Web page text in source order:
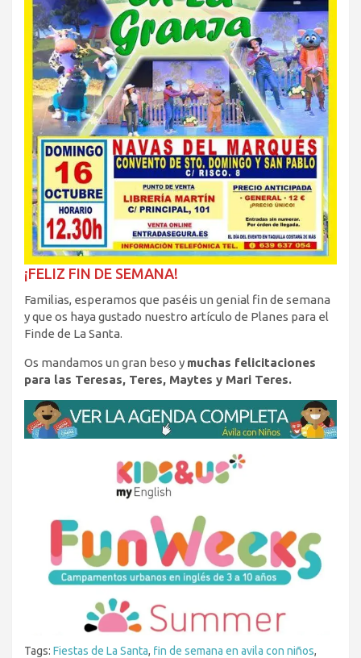
¡FELIZ FIN DE SEMANA!
Familias, esperamos que paséis un genial fin de semana
y que os haya gustado nuestro artículo de Planes para el
Finde de La Santa.
Os mandamos un gran beso y muchas felicitaciones
para las Teresas, Teres, Maytes y Mari Teres.
Tags: Fiestas de La Santa, fin de semana en avila con niños,